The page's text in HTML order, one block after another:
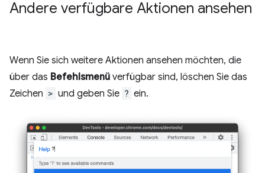
Andere verfügbare Aktionen ansehen
Wenn Sie sich weitere Aktionen ansehen möchten, die
über das Befehlsmenü verfügbar sind, löschen Sie das
Zeichen > und geben Sie ? ein.